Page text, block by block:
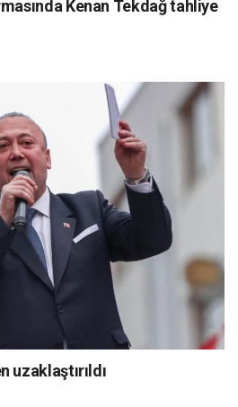
Kenan Tekdağ tahliye
uzaklaştırıldı